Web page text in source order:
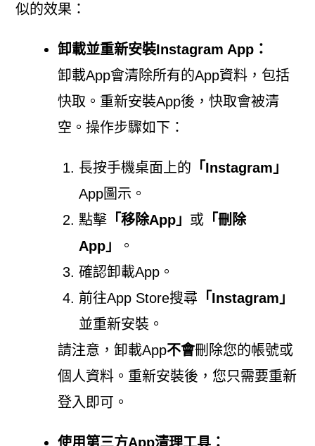
似的效果：
卸載並重新安裝Instagram App：
卸載App會清除所有的App資料，包括
快取。重新安裝App後，快取會被清
空。操作步驟如下：
長按手機桌面上的 「Instagram」
App圖示。
點擊「移除App」 或「刪除
App」
。
確認卸載App。
前往App Store搜尋 「Instagram」
並重新安裝。
請注意，卸載App不會刪除您的帳號或
個人資料。重新安裝後，您只需要重新
登入即可。
使用第三方App清理工具：